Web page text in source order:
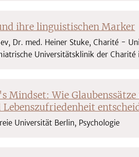
ihre linguistischen Marker
Dr. med. Heiner Stuke, Charité -
Universitätsklinik der
Mindset: Wie
Lebenszufriedenheit
Universität Berlin, Psychologie